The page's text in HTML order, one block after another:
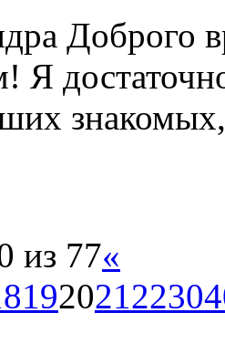
Доброго
Я
из 77«
192021 2230